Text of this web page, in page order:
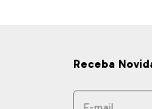
Receba